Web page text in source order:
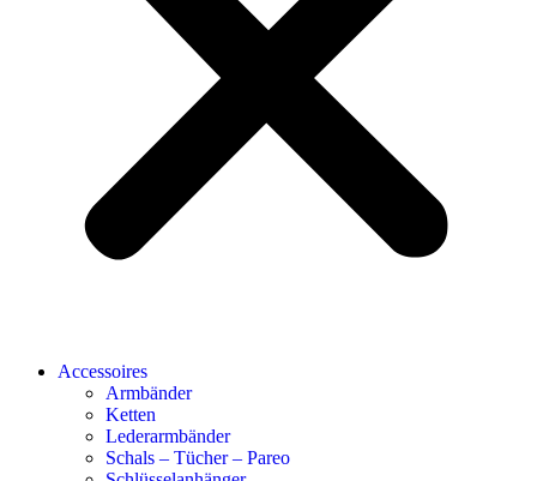
Accessoires
Armbänder
Ketten
Lederarmbänder
Schals – Tücher – Pareo